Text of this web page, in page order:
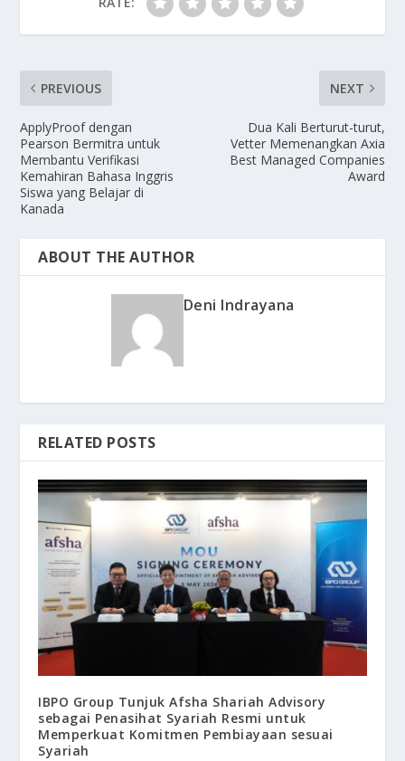
PREVIOUS
ApplyProof dengan
Pearson Bermitra untuk
Membantu Verifikasi
Kemahiran Bahasa Inggris
Siswa yang Belajar di
Kanada
NEXT
Dua Kali Berturut-turut,
Vetter Memenangkan Axia
Best Managed Companies
Award
ABOUT THE AUTHOR
Deni Indrayana
RELATED POSTS
IBPO Group Tunjuk Afsha Shariah Advisory
sebagai Penasihat Syariah Resmi untuk
Memperkuat Komitmen Pembiayaan sesuai
Syariah